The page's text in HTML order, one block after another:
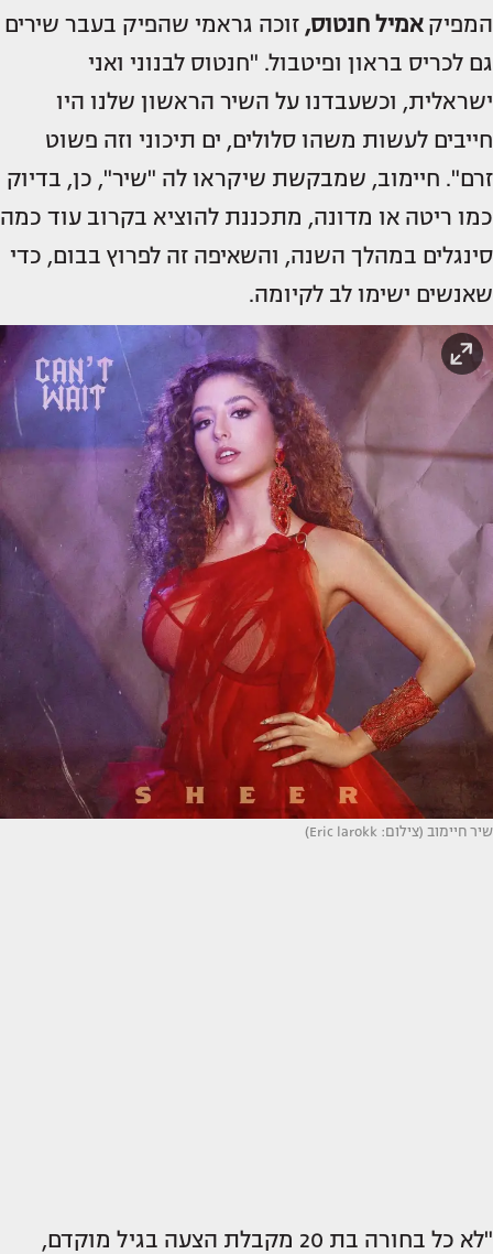
המפיקאמיל חנטוס, זוכה גראמי שהפיק בעבר שירים
גם לכריס בראון ופיטבול. "חנטוס לבנוני ואני
ישראלית, וכשעבדנו על השיר הראשון שלנו היו
חייבים לעשות משהו סלולים, ים תיכוני וזה פשוט
זרם". חיימוב, שמבקשת שיקראו לה "שיר", כן, בדיוק
כמו ריטה או מדונה, מתכננת להוציא בקרוב עוד כמה
סינגלים במהלך השנה, והשאיפה זה לפרוץ בבום, כדי
שאנשים ישימו לב לקיומה.
שיר חיימוב (צילום: Eric larokk)
"לא כל בחורה בת 20 מקבלת הצעה בגיל מוקדם,